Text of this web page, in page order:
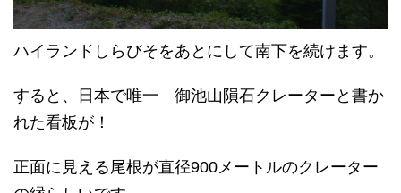
ハイランドしらびそをあとにして南下を続けます。
すると、日本で唯一 御池山隕石クレーターと書か
れた看板が！
正面に見える尾根が直径900メートルのクレーター